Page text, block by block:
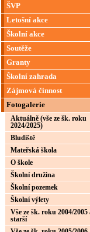
ŠVP
Letošní akce
Školní akce
Soutěže
Granty
Školní zahrada
Zájmová činnost
Fotogalerie
Aktuálně (vše ze šk. roku
2024/2025)
Bludiště
Mateřská škola
O škole
Školní družina
Školní pozemek
Školní výlety
Vše ze šk. roku 2004/2005
starší